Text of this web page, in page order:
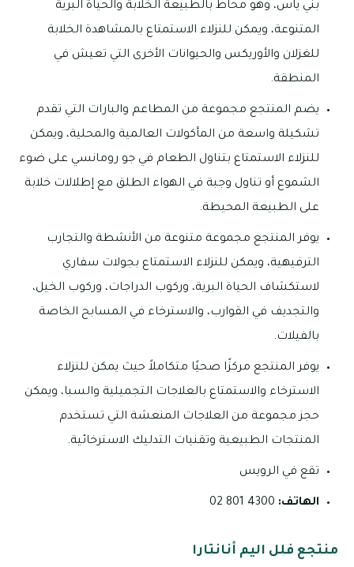
بني ياس، وهو محاط بالطبيعة الخلابة والحياة البرية
المتنوعة، ويمكن للنزلاء الاستمتاع بالمشاهدة الخلابة
للغزلان والأوريكس والحيوانات الأخرى التي تعيش في
المنطقة.
يضم المنتجع مجموعة من المطاعم والبارات التي تقدم
تشكيلة واسعة من المأكولات العالمية والمحلية، ويمكن
للنزلاء الاستمتاع بتناول الطعام في جو رومانسي على ضوء
الشموع أو تناول وجبة في الهواء الطلق مع إطلالات خلابة
على الطبيعة المحيطة.
يوفر المنتجع مجموعة متنوعة من الأنشطة والتجارب
الترفيهية، ويمكن للنزلاء الاستمتاع بجولات سفاري
لاستكشاف الحياة البرية، وركوب الدراجات، وركوب الخيل،
والتجديف في القوارب، والاسترخاء في المسابح الخاصة
بالفيلات.
يوفر المنتجع مركزًا صحيًا متكاملاً حيث يمكن للنزلاء
الاسترخاء والاستمتاع بالعلاجات التجميلية والسبا، ويمكن
حجز مجموعة من العلاجات المنعشة التي تستخدم
المنتجات الطبيعية وتقنيات التدليك الاسترخائية.
تقع في الرويس
الهاتف:
منتجع فلل اليم أنانتارا